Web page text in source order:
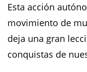
Esta acción
movimiento de
deja una gran
conquistas de